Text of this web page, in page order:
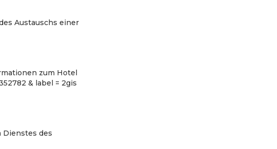
Austauschs einer
zum Hotel
& label = 2gis
Dienstes des